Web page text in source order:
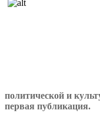
политической и
первая публикация.